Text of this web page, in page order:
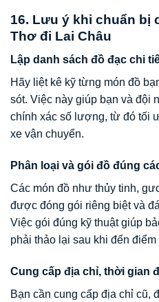
16. Lưu ý khi chuẩn bị
Thơ đi Lai Châu
Lập danh sách đồ đạc chi
Hãy liệt kê kỹ từng món đồ
sót. Việc này giúp bạn và đội
chính xác số lượng, từ đó tối
xe vận chuyển.
Phân loại và gói đồ đúng
Các món đồ như thủy tinh,
được đóng gói riêng biệt và
Việc gói đúng kỹ thuật giúp
phải thảo lại sau khi đến
Cung cấp địa chỉ, thời gian
Bạn cần cung cấp địa chỉ cũ,